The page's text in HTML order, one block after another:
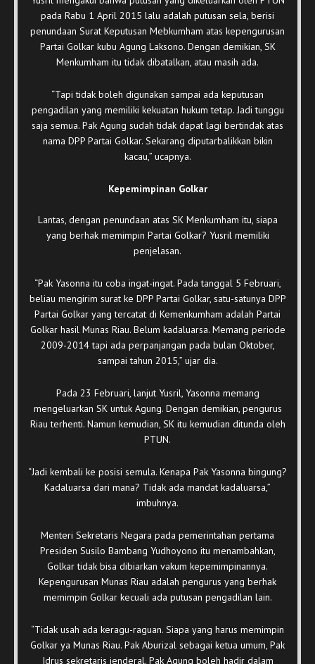
pada Rabu 1 April 2015 lalu adalah putusan sela, berisi
penundaan Surat Keputusan Mebkumham atas kepengurusan
Partai Golkar kubu Agung Laksono. Dengan demikian, SK
Menkumham itu tidak dibatalkan, atau masih ada.
“Tapi tidak boleh digunakan sampai ada keputusan
pengadilan yang memiliki kekuatan hukum tetap. Jadi tunggu
saja semua. Pak Agung sudah tidak dapat lagi bertindak atas
nama DPP Partai Golkar. Sekarang diputarbalikkan bikin
kacau,” ucapnya.
Kepemimpinan Golkar
Lantas, dengan penundaan atas SK Menkumham itu, siapa
yang berhak memimpin Partai Golkar? Yusril memiliki
penjelasan.
“Pak Yasonna itu coba ingat-ingat. Pada tanggal 5 Februari,
beliau mengirim surat ke DPP Partai Golkar, satu-satunya DPP
Partai Golkar yang tercatat di Kemenkumham adalah Partai
Golkar hasil Munas Riau. Belum kadaluarsa. Memang periode
2009-2014 tapi ada perpanjangan pada bulan Oktober,
sampai tahun 2015,” ujar dia.
Pada 23 Februari, lanjut Yusril, Yasonna memang
mengeluarkan SK untuk Agung. Dengan demikian, pengurus
Riau terhenti. Namun kemudian, SK itu kemudian ditunda oleh
PTUN.
“Jadi kembali ke posisi semula. Kenapa Pak Yasonna bingung?
Kadaluarsa dari mana? Tidak ada mandat kadaluarsa,”
imbuhnya.
Menteri Sekretaris Negara pada pemerintahan pertama
Presiden Susilo Bambang Yudhoyono itu menambahkan,
Golkar tidak bisa dibiarkan vakum kepemimpinannya.
Kepengurusan Munas Riau adalah pengurus yang berhak
memimpin Golkar kecuali ada putusan pengadilan lain.
“Tidak usah ada keragu-raguan. Siapa yang harus memimpin
Golkar ya Munas Riau. Pak Aburizal sebagai ketua umum, Pak
Idrus sekretaris jenderal. Pak Agung boleh hadir dalam